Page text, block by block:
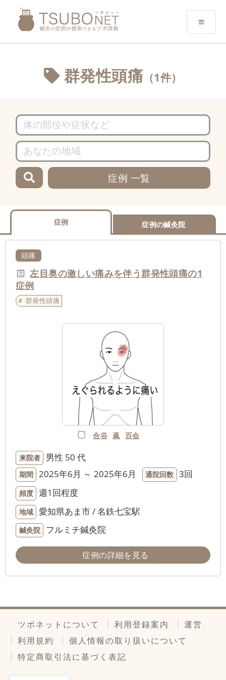
群発性頭痛 （1件）
症例 一覧
症例 症例の鍼灸院
頭痛
左目奥の激しい痛みを伴う群発性頭痛の1
症例
群発性頭痛
合谷 颪 百会
来院者 男性 50 代
期間 2025年6月 ～ 2025年6月 通院回数 3回
頻度 週1回程度
地域 愛知県あま市 / 名鉄七宝駅
鍼灸院 フルミチ鍼灸院
症例の詳細を見る
ツボネットについて 利用登録案内
運営
利用規約
個人情報の取り扱いについて
特定商取引法に基づく表記